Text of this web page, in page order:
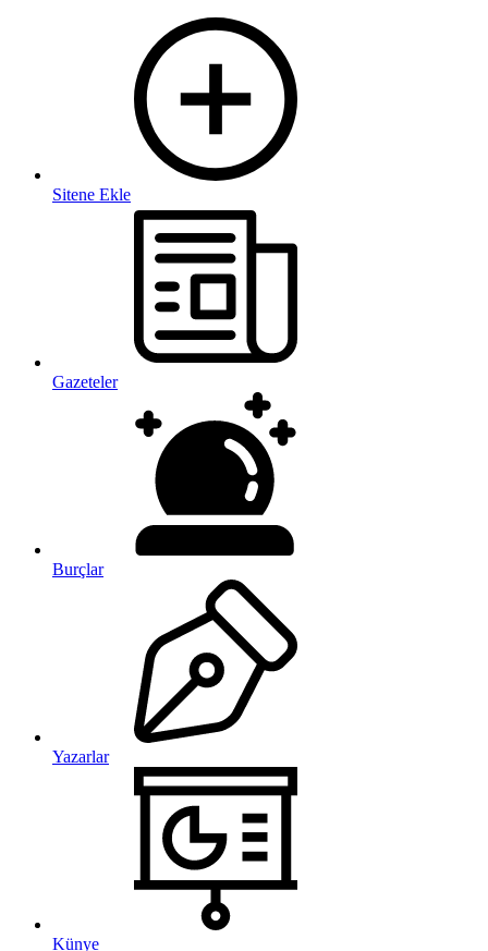
Sitene Ekle
Gazeteler
Burçlar
Yazarlar
Künye